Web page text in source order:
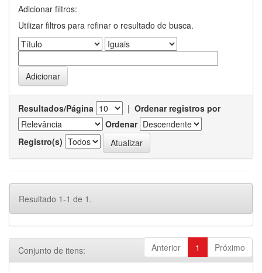
Adicionar filtros:
Utilizar filtros para refinar o resultado de busca.
Resultados/Página | Ordenar registros por
Ordenar
Registro(s)
Resultado 1-1 de 1.
Anterior 1 Próximo
Conjunto de itens: